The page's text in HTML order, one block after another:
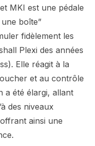
MKI est une pédale
boîte”
fidèlement les
Plexi des années
Elle réagit à la
et au contrôle
a été élargi, allant
des niveaux
ainsi une